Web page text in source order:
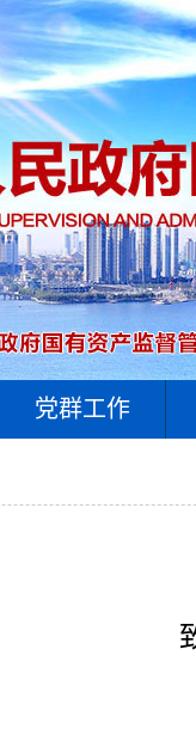
党群工作